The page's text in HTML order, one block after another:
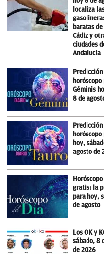
localiza las
baratas
Cádiz y
ciudades
Andalucía
Predicción
horóscopo
Géminis
8 de
Predicción
horóscopo
hoy,
agosto de
gratis: la
para hoy,
de agosto
Los OK y
sábado, 8
de 2026